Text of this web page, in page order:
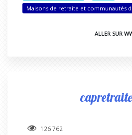
Maisons de retraite et communautés
ALLER SUR
126 762